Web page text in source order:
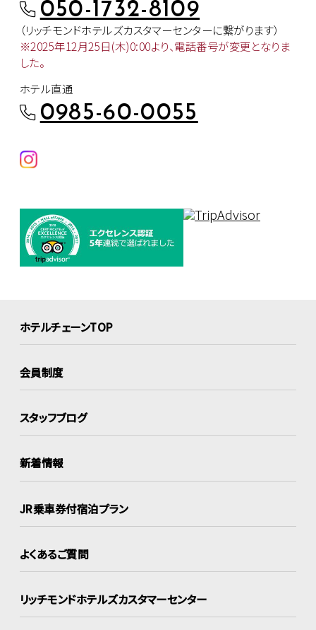
050-1732-8109
（リッチモンドホテルズカスタマーセンターに繋がります）
※2025年12月25日(木)0:00より、電話番号が変更となりま
した。
ホテル直通
0985-60-0055
ホテルチェーンTOP
会員制度
スタッフブログ
新着情報
JR乗車券付宿泊プラン
よくあるご質問
リッチモンドホテルズカスタマーセンター